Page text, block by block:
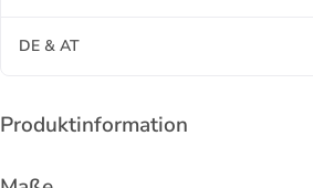
DE & AT
Produktinformation